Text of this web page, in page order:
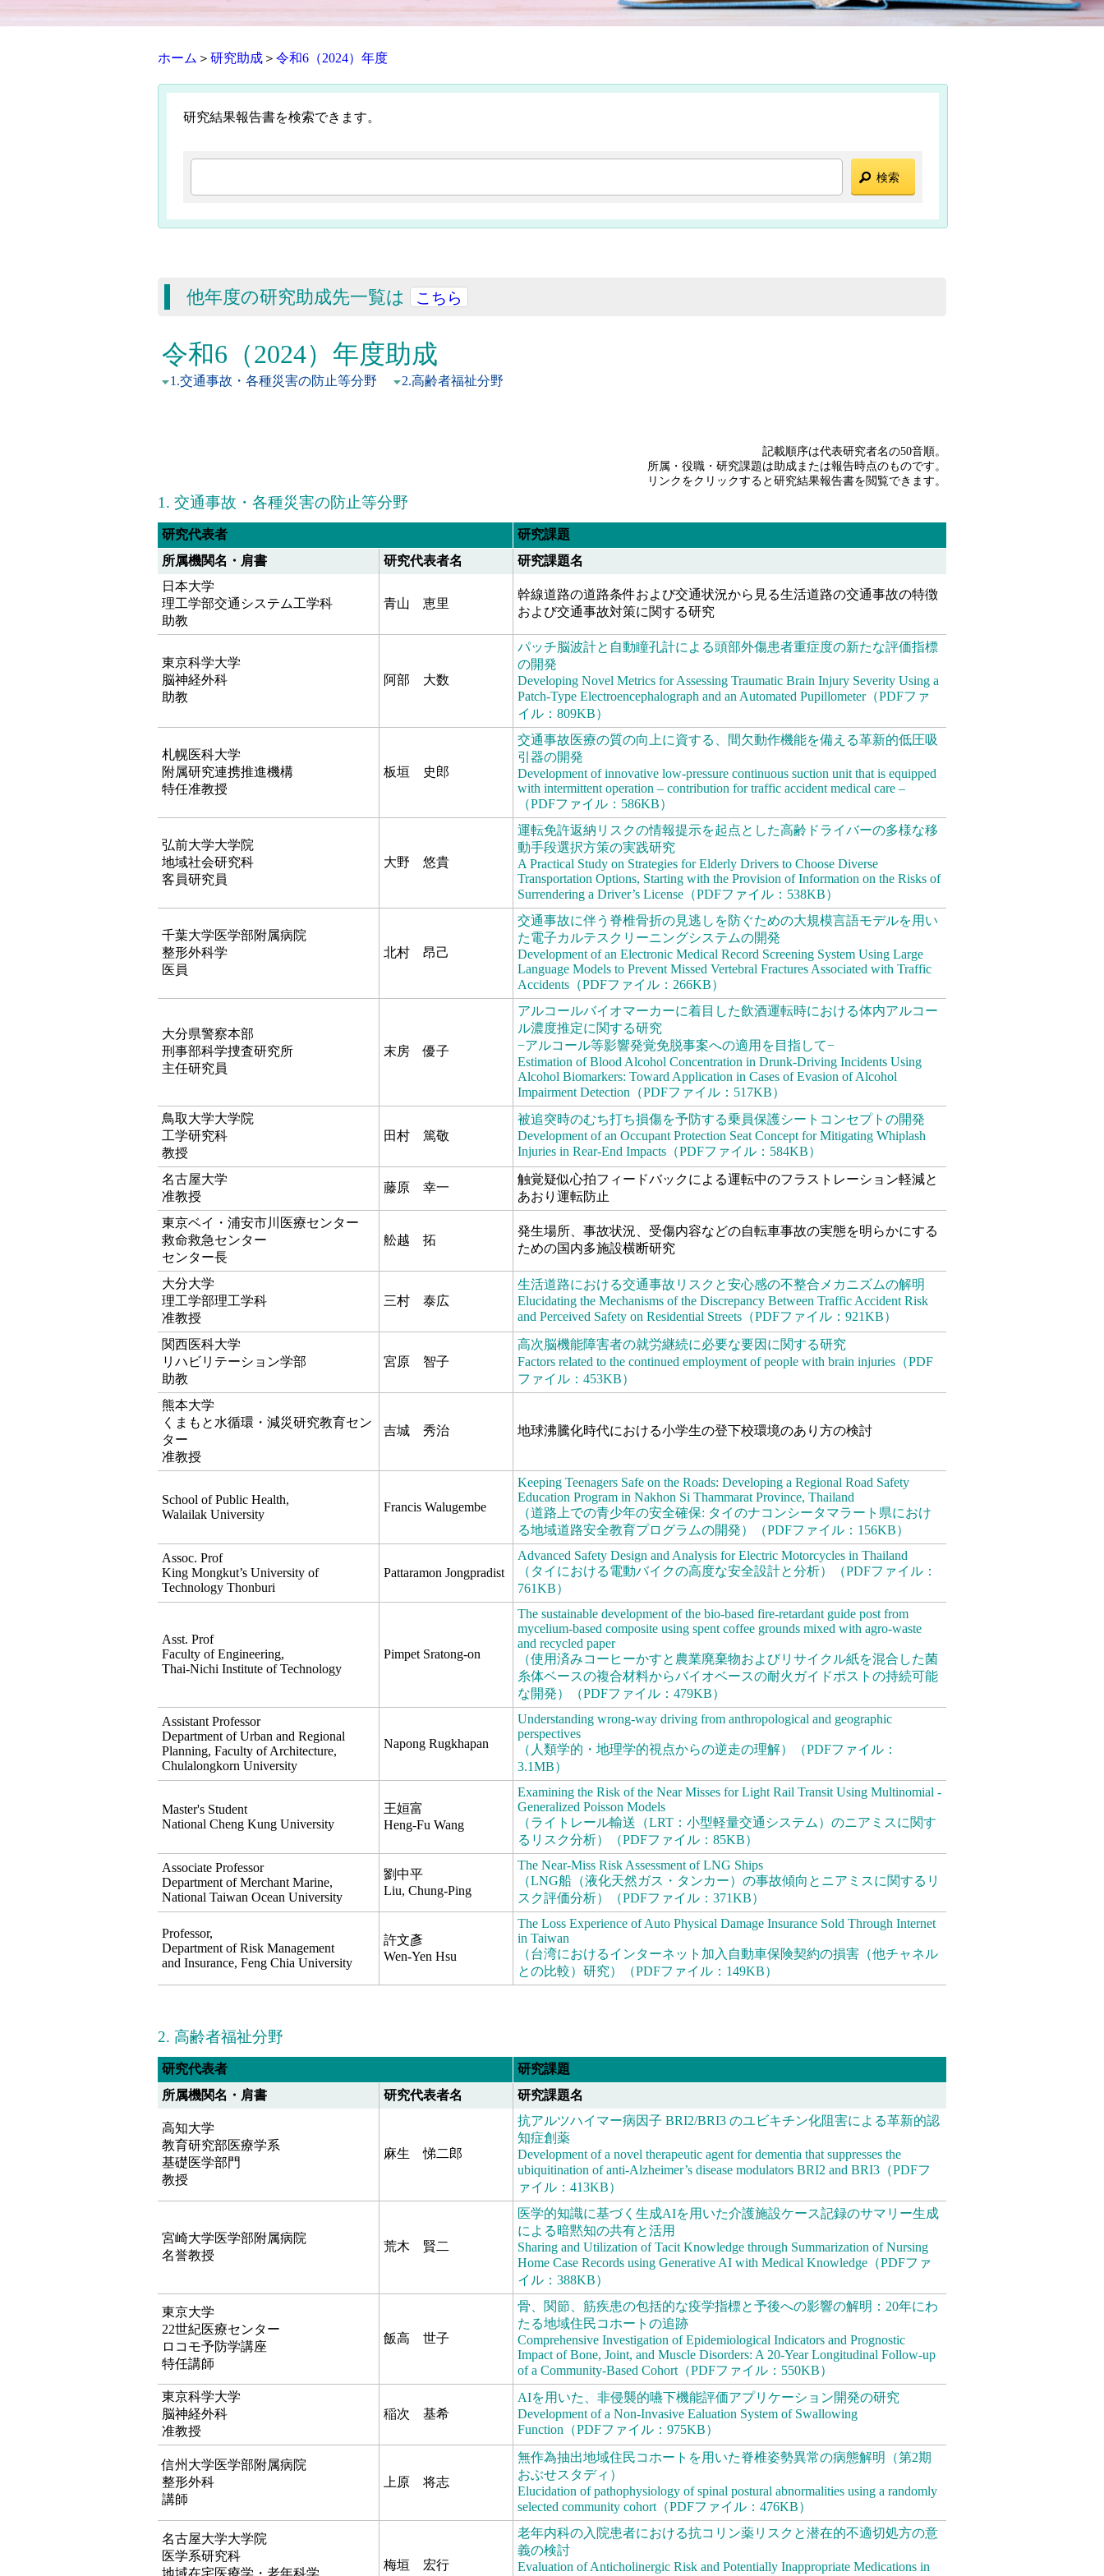
ホーム ＞ 研究助成 ＞ 令和6（2024）年度
研究結果報告書を検索できます。
他年度の研究助成先一覧は こちら
令和6（2024）年度助成
1.交通事故・各種災害の防止等分野 2.高齢者福祉分野
記載順序は代表研究者名の50音順。
所属・役職・研究課題は助成または報告時点のものです。
リンクをクリックすると研究結果報告書を閲覧できます。
1. 交通事故・各種災害の防止等分野
研究代表者
研究課題
所属機関名・肩書
研究代表者名
研究課題名
日本大学
理工学部交通システム工学科
助教
青山 恵里
幹線道路の道路条件および交通状況から見る生活道路の交通事故の特徴
および交通事故対策に関する研究
東京科学大学
脳神経外科
助教
阿部 大数
パッチ脳波計と自動瞳孔計による頭部外傷患者重症度の新たな評価指標
の開発
Developing Novel Metrics for Assessing Traumatic Brain Injury Severity Using a
Patch-Type Electroencephalograph and an Automated Pupillometer（PDFファ
イル：809KB）
札幌医科大学
附属研究連携推進機構
特任准教授
板垣 史郎
交通事故医療の質の向上に資する、間欠動作機能を備える革新的低圧吸
引器の開発
Development of innovative low-pressure continuous suction unit that is equipped
with intermittent operation – contribution for traffic accident medical care –
（PDFファイル：586KB）
弘前大学大学院
地域社会研究科
客員研究員
大野 悠貴
運転免許返納リスクの情報提示を起点とした高齢ドライバーの多様な移
動手段選択方策の実践研究
A Practical Study on Strategies for Elderly Drivers to Choose Diverse
Transportation Options, Starting with the Provision of Information on the Risks of
Surrendering a Driver’s License（PDFファイル：538KB）
千葉大学医学部附属病院
整形外科学
医員
北村 昂己
交通事故に伴う脊椎骨折の見逃しを防ぐための大規模言語モデルを用い
た電子カルテスクリーニングシステムの開発
Development of an Electronic Medical Record Screening System Using Large
Language Models to Prevent Missed Vertebral Fractures Associated with Traffic
Accidents（PDFファイル：266KB）
大分県警察本部
刑事部科学捜査研究所
主任研究員
末房 優子
アルコールバイオマーカーに着目した飲酒運転時における体内アルコー
ル濃度推定に関する研究
−アルコール等影響発覚免脱事案への適用を目指して−
Estimation of Blood Alcohol Concentration in Drunk-Driving Incidents Using
Alcohol Biomarkers: Toward Application in Cases of Evasion of Alcohol
Impairment Detection（PDFファイル：517KB）
鳥取大学大学院
工学研究科
教授
田村 篤敬
被追突時のむち打ち損傷を予防する乗員保護シートコンセプトの開発
Development of an Occupant Protection Seat Concept for Mitigating Whiplash
Injuries in Rear-End Impacts（PDFファイル：584KB）
名古屋大学
准教授
藤原 幸一
触覚疑似心拍フィードバックによる運転中のフラストレーション軽減と
あおり運転防止
東京ベイ・浦安市川医療センター
救命救急センター
センター長
舩越 拓
発生場所、事故状況、受傷内容などの自転車事故の実態を明らかにする
ための国内多施設横断研究
大分大学
理工学部理工学科
准教授
三村 泰広
生活道路における交通事故リスクと安心感の不整合メカニズムの解明
Elucidating the Mechanisms of the Discrepancy Between Traffic Accident Risk
and Perceived Safety on Residential Streets（PDFファイル：921KB）
関西医科大学
リハビリテーション学部
助教
宮原 智子
高次脳機能障害者の就労継続に必要な要因に関する研究
Factors related to the continued employment of people with brain injuries（PDF
ファイル：453KB）
熊本大学
くまもと水循環・減災研究教育セン
ター
准教授
吉城 秀治 地球沸騰化時代における小学生の登下校環境のあり方の検討
School of Public Health,
Walailak University
Francis Walugembe
Keeping Teenagers Safe on the Roads: Developing a Regional Road Safety
Education Program in Nakhon Si Thammarat Province, Thailand
（道路上での青少年の安全確保: タイのナコンシータマラート県におけ
る地域道路安全教育プログラムの開発）（PDFファイル：156KB）
Assoc. Prof
King Mongkut’s University of
Technology Thonburi
Pattaramon Jongpradist
Advanced Safety Design and Analysis for Electric Motorcycles in Thailand
（タイにおける電動バイクの高度な安全設計と分析）（PDFファイル：
761KB）
Asst. Prof
Faculty of Engineering,
Thai-Nichi Institute of Technology
Pimpet Sratong-on
The sustainable development of the bio-based fire-retardant guide post from
mycelium-based composite using spent coffee grounds mixed with agro-waste
and recycled paper
（使用済みコーヒーかすと農業廃棄物およびリサイクル紙を混合した菌
糸体ベースの複合材料からバイオベースの耐火ガイドポストの持続可能
な開発）（PDFファイル：479KB）
Assistant Professor
Department of Urban and Regional
Planning, Faculty of Architecture,
Chulalongkorn University
Napong Rugkhapan
Understanding wrong-way driving from anthropological and geographic
perspectives
（人類学的・地理学的視点からの逆走の理解）（PDFファイル：
3.1MB）
Master's Student
National Cheng Kung University
王姮富
Heng-Fu Wang
Examining the Risk of the Near Misses for Light Rail Transit Using Multinomial -
Generalized Poisson Models
（ライトレール輸送（LRT：小型軽量交通システム）のニアミスに関す
るリスク分析）（PDFファイル：85KB）
Associate Professor
Department of Merchant Marine,
National Taiwan Ocean University
劉中平
Liu, Chung-Ping
The Near-Miss Risk Assessment of LNG Ships
（LNG船（液化天然ガス・タンカー）の事故傾向とニアミスに関するリ
スク評価分析）（PDFファイル：371KB）
Professor,
Department of Risk Management
and Insurance, Feng Chia University
許文彥
Wen-Yen Hsu
The Loss Experience of Auto Physical Damage Insurance Sold Through Internet
in Taiwan
（台湾におけるインターネット加入自動車保険契約の損害（他チャネル
との比較）研究）（PDFファイル：149KB）
2. 高齢者福祉分野
研究代表者
研究課題
所属機関名・肩書
研究代表者名 研究課題名
高知大学
教育研究部医療学系
基礎医学部門
教授
麻生 悌二郎
抗アルツハイマー病因子 BRI2/BRI3 のユビキチン化阻害による革新的認
知症創薬
Development of a novel therapeutic agent for dementia that suppresses the
ubiquitination of anti-Alzheimer’s disease modulators BRI2 and BRI3（PDFフ
ァイル：413KB）
宮崎大学医学部附属病院
名誉教授
荒木 賢二
医学的知識に基づく生成AIを用いた介護施設ケース記録のサマリー生成
による暗黙知の共有と活用
Sharing and Utilization of Tacit Knowledge through Summarization of Nursing
Home Case Records using Generative AI with Medical Knowledge（PDFファ
イル：388KB）
東京大学
22世紀医療センター
ロコモ予防学講座
特任講師
飯高 世子
骨、関節、筋疾患の包括的な疫学指標と予後への影響の解明：20年にわ
たる地域住民コホートの追跡
Comprehensive Investigation of Epidemiological Indicators and Prognostic
Impact of Bone, Joint, and Muscle Disorders: A 20-Year Longitudinal Follow-up
of a Community-Based Cohort（PDFファイル：550KB）
東京科学大学
脳神経外科
准教授
稲次 基希
AIを用いた、非侵襲的嚥下機能評価アプリケーション開発の研究
Development of a Non-Invasive Ealuation System of Swallowing
Function（PDFファイル：975KB）
信州大学医学部附属病院
整形外科
講師
上原 将志
無作為抽出地域住民コホートを用いた脊椎姿勢異常の病態解明（第2期
おぶせスタディ）
Elucidation of pathophysiology of spinal postural abnormalities using a randomly
selected community cohort（PDFファイル：476KB）
名古屋大学大学院
医学系研究科
梅垣 宏行
老年内科の入院患者における抗コリン薬リスクと潜在的不適切処方の意
義の検討
Evaluation of Anticholinergic Risk and Potentially Inappropriate Medications in